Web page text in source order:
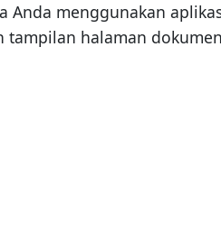
menggunakan
halaman